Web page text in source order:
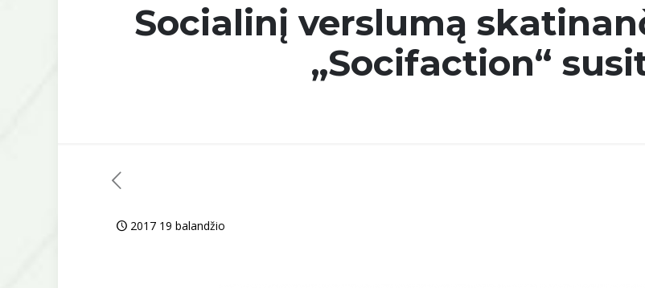
Socialinį verslumą
„Socifaction“
2017 19 balandžio